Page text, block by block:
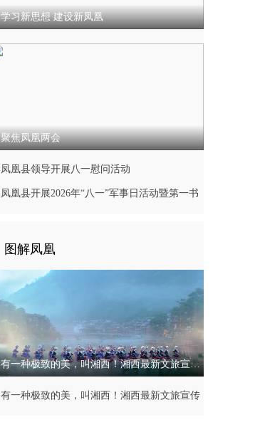
学习新思想 建设新凤凰
聚焦凤凰两会
凤凰县领导开展八一慰问活动
凤凰县开展2026年“八一”军事日活动暨第一书
图解凤凰
有一种极致的美，叫湘西！湘西最新文旅宣传片
有一种极致的美，叫湘西！湘西最新文旅宣传